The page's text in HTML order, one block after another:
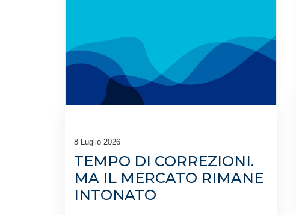
8 Luglio 2026
TEMPO DI CORREZIONI.
MA IL MERCATO RIMANE
INTONATO